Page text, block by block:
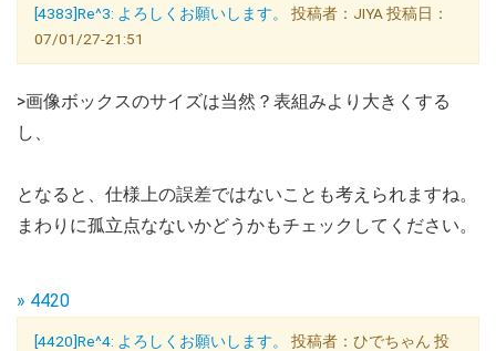
[4383]Re^3: よろしくお願いします。
投稿者：JIYA 投稿日：
07/01/27-21:51
>画像ボックスのサイズは当然？表組みより大きくする
し、
となると、仕様上の誤差ではないことも考えられますね。
まわりに孤立点なないかどうかもチェックしてください。
» 4420
[4420]Re^4: よろしくお願いします。
投稿者：ひでちゃん 投